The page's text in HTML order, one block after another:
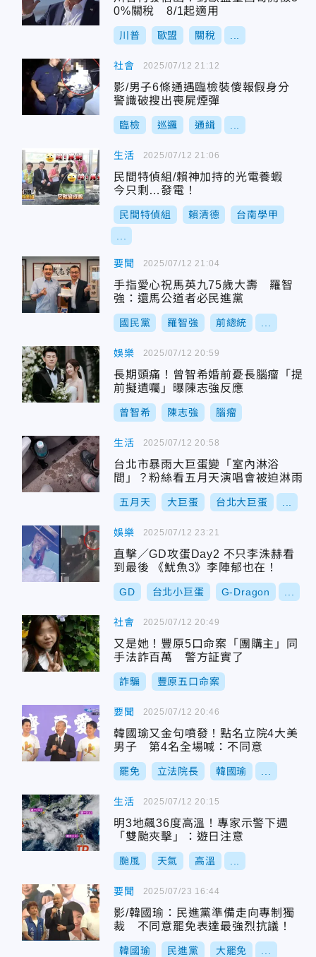
0%關稅 8/1起適用
川普 歐盟 關稅
社會
影/男子6條通遇臨檢裝傻報假身分
警識破搜出喪屍煙彈
臨檢 巡邏 通緝
2025/07/12 21:12
生活
民間特偵組/賴神加持的光電養蝦
今只剩…發電！
民間特偵組 賴清德 台南學甲
2025/07/12 21:06
要聞
手指愛心祝馬英九75歲大壽 羅智
強：還馬公道者必民進黨
國民黨 羅智強 前總統
2025/07/12 21:04
娛樂
長期頭痛！曾智希婚前憂長腦瘤「提
前擬遺囑」曝陳志強反應
曾智希 陳志強 腦瘤
2025/07/12 20:59
生活
台北市暴雨大巨蛋變「室內淋浴
間」？粉絲看五月天演唱會被迫淋雨
五月天 大巨蛋 台北大巨蛋
2025/07/12 20:58
娛樂
直擊／GD攻蛋Day2 不只李洙赫看
到最後 《魷魚3》李陣郁也在！
GD 台北小巨蛋 G-Dragon
2025/07/12 23:21
社會
又是她！豐原5口命案「團購主」同
手法詐百萬 警方証實了
詐騙 豐原五口命案
2025/07/12 20:49
要聞
韓國瑜又金句噴發！點名立院4大美
男子 第4名全場喊：不同意
罷免 立法院長 韓國瑜
2025/07/12 20:46
生活
明3地飆36度高溫！專家示警下週
「雙颱夾擊」：遊日注意
颱風 天氣 高溫
2025/07/12 20:15
要聞
影/韓國瑜：民進黨準備走向專制獨
裁 不同意罷免表達最強烈抗議！
韓國瑜 民進黨 大罷免
2025/07/23 16:44